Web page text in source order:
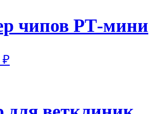
чипов РТ-мини
₽